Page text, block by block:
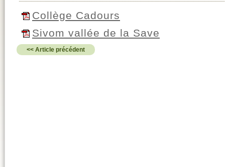
Collège Cadours
Sivom vallée de la Save
<< Article précédent